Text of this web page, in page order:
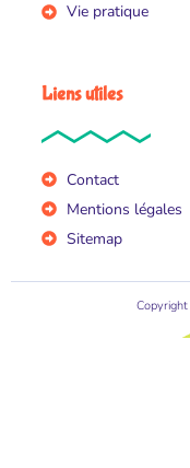
Vie pratique
Liens utiles
Contact
Mentions légales
Sitemap